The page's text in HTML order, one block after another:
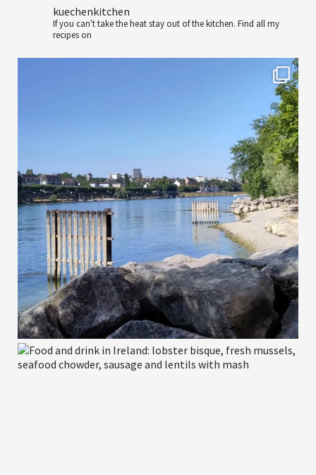
kuechenkitchen
If you can't take the heat stay out of the kitchen. Find all my
recipes on